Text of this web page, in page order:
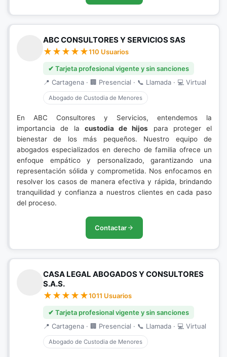
ABC CONSULTORES Y SERVICIOS SAS
110 Usuarios
✔ Tarjeta profesional vigente y sin sanciones
📍 Cartagena · 🏢 Presencial · 📞 Llamada · 💻 Virtual
Abogado de Custodia de Menores
En ABC Consultores y Servicios, entendemos la
importancia de la custodia de hijos para proteger el
bienestar de los más pequeños. Nuestro equipo de
abogados especializados en derecho de familia ofrece un
enfoque empático y personalizado, garantizando una
representación sólida y comprometida. Nos enfocamos en
resolver los casos de manera efectiva y rápida, brindando
tranquilidad y confianza a nuestros clientes en cada paso
del proceso.
Contactar
CASA LEGAL ABOGADOS Y CONSULTORES
S.A.S.
1011 Usuarios
✔ Tarjeta profesional vigente y sin sanciones
📍 Cartagena · 🏢 Presencial · 📞 Llamada · 💻 Virtual
Abogado de Custodia de Menores